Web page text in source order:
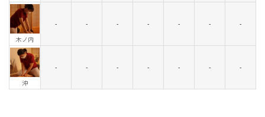
木ノ内
- - - - - - -
沖
- - - - - - -